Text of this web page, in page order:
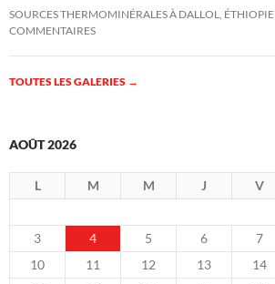
SOURCES THERMOMINÉRALES À DALLOL, ÉTHIOPIE
COMMENTAIRES
TOUTES LES GALERIES →
AOÛT 2026
L M M J V
3
4 5 6 7
10
11 12 13 14